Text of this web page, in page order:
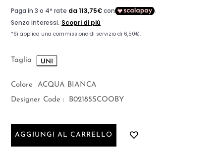
Taglia UNI
Colore
ACQUA BIANCA
Designer Code :
B02185SCOOBY
AGGIUNGI AL CARRELLO